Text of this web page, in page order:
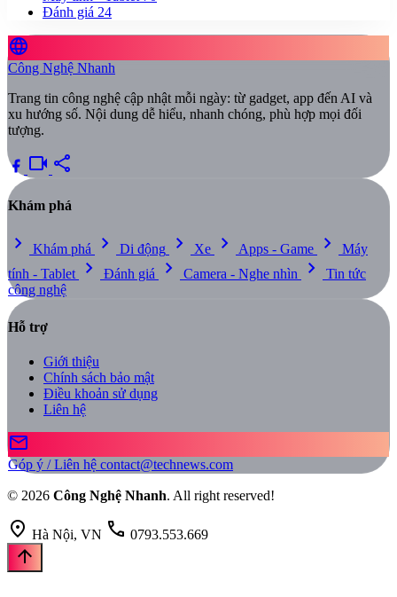
Đánh giá 24
language
Công Nghệ Nhanh
Trang tin công nghệ cập nhật mỗi ngày: từ gadget, app đến AI và
xu hướng số. Nội dung dễ hiểu, nhanh chóng, phù hợp mọi đối
tượng.
videocam share
Khám phá
chevron_right Khám phá chevron_right Di động chevron_right Xe chevron_right Apps - Game chevron_right
Máy
tính - Tablet
chevron_right Đánh giá chevron_right Camera - Nghe nhìn chevron_right
Tin tức
công nghệ
Hỗ trợ
Giới thiệu
Chính sách bảo mật
Điều khoản sử dụng
Liên hệ
mail
Góp ý / Liên hệ contact@technews.com
© 2026 Công Nghệ Nhanh. All right reserved!
location_on Hà Nội, VN call 0793.553.669
arrow_upward